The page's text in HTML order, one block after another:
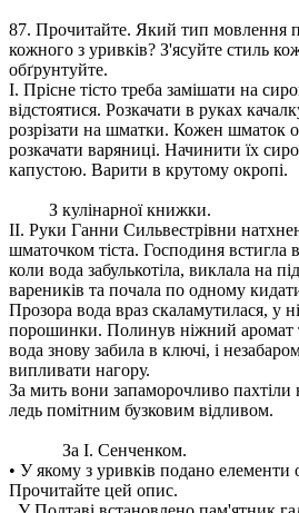
87. Прочитайте. Який тип мовлення
кожного з уривків? З'ясуйте стиль
обґрунтуйте.
I. Прісне тісто треба замішати на
відстоятися. Розкачати в руках
розрізати на шматки. Кожен шматок
розкачати варяниці. Начинити їх
капустою. Варити в крутому окропі.
З кулінарної книжки.
II. Руки Ганни Сильвестрівни
шматочком тіста. Господиня встигла
коли вода забулькотіла, виклала на
вареників та почала по одному
Прозора вода враз скаламутилася, у
порошинки. Полинув ніжний аромат
вода знову забила в ключі, і
випливати нагору.
За мить вони запаморочливо пахтіли
ледь помітним бузковим відливом.
За І. Сенченком.
• У якому з уривків подано елементи
Прочитайте цей опис.